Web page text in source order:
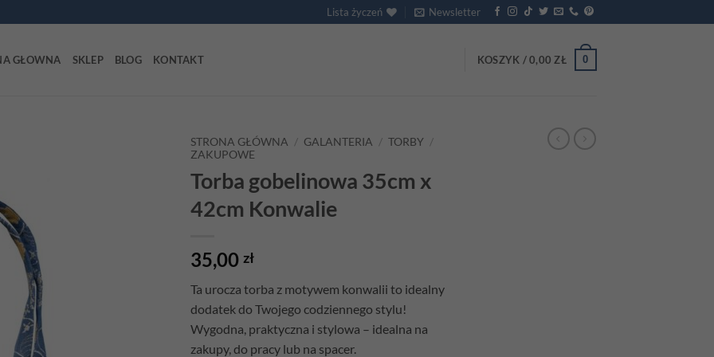
Lista życzeń Newsletter
GŁOWNA SKLEP BLOG KONTAKT KOSZYK /0,00 ZŁ 0
STRONA GŁÓWNA / GALANTERIA / TORBY /
ZAKUPOWE
Torba gobelinowa 35cm x
42cm Konwalie
35,00 zł
Ta urocza torba z motywem konwalii to idealny
dodatek do Twojego codziennego stylu!
Wygodna, praktyczna i stylowa – idealna na
zakupy, do pracy lub na spacer.